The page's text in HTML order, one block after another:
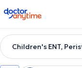
doctoranytime
Children's ENT,